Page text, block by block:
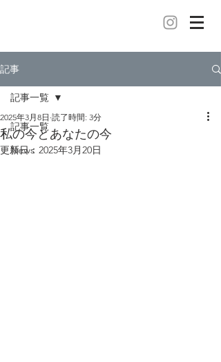
記事
記事一覧
News
記事一覧
私の今とあなたの今
2025年3月8日 読了時間: 3分
更新日： 2025年3月20日